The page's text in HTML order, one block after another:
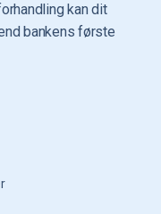
kan dit
bankens første